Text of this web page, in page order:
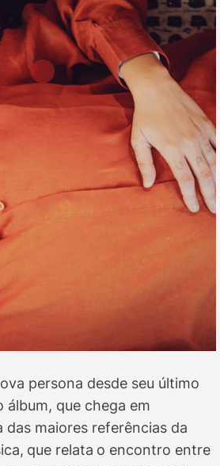
persona desde seu último
álbum, que chega em
das maiores referências da
que relata o encontro entre